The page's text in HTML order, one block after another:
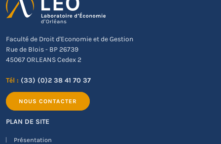
Faculté de Droit d'Economie et de Gestion
Rue de Blois - BP 26739
45067 ORLEANS Cedex 2
Tél : (33) (0)2 38 41 70 37
NOUS CONTACTER
PLAN DE SITE
Présentation